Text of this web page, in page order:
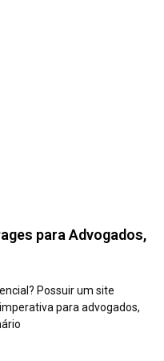
para Advogados,
Possuir um site
para advogados,